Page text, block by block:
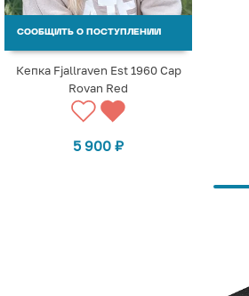
СООБЩИТЬ О ПОСТУПЛЕНИИ
Кепка Fjallraven Est 1960 Cap
Rovan Red
5 900 ₽